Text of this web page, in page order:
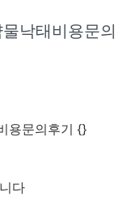
낙태비용문의
용문의후기 {}
다